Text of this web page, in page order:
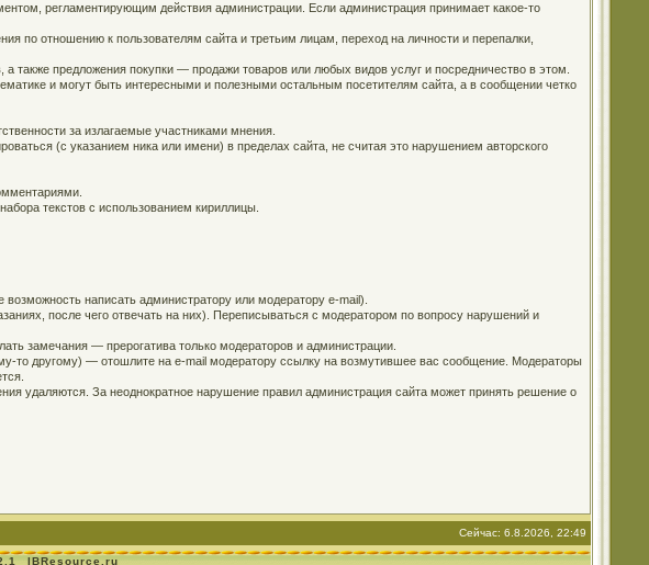
регламентирующим действия администрации. Если администрация принимает какое-то
по отношению к пользователям сайта и третьим лицам, переход на личности и перепалки,
также предложения покупки — продажи товаров или любых видов услуг и посредничество в этом.
и могут быть интересными и полезными остальным посетителям сайта, а в сообщении четко
за излагаемые участниками мнения.
(с указанием ника или имени) в пределах сайта, не считая это нарушением авторского
текстов с использованием кириллицы.
написать администратору или модератору e-mail).
после чего отвечать на них). Переписываться с модератором по вопросу нарушений и
замечания — прерогатива только модераторов и администрации.
то другому) — отошлите на e-mail модератору ссылку на возмутившее вас сообщение. Модераторы
удаляются. За неоднократное нарушение правил администрация сайта может принять решение о
Сейчас: 6.8.2026, 22:49
IBResource.ru